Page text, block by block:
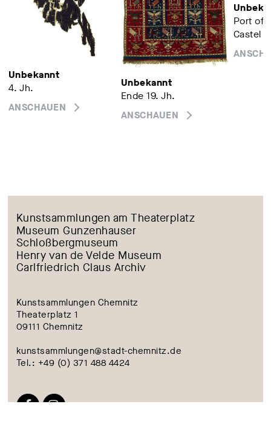
Unbekannt
4. Jh.
ANSCHAUEN
Unbekannt
Ende 19. Jh.
ANSCHAUEN
Port of
Castel
Kunstsammlungen am Theaterplatz
Museum Gunzenhauser
Schloßbergmuseum
Henry van de Velde Museum
Carlfriedrich Claus Archiv
Kunstsammlungen Chemnitz
Theaterplatz 1
09111 Chemnitz
kunstsammlungen@stadt-chemnitz.de
Tel.: +49 (0) 371 488 4424